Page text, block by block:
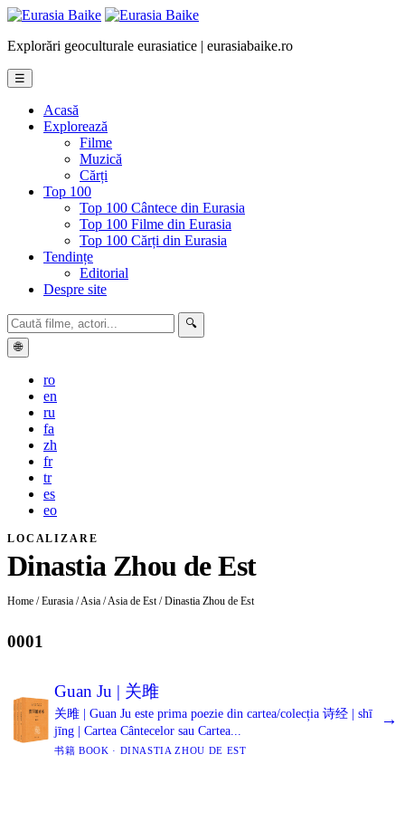
Explorări geoculturale eurasiatice | eurasiabaike.ro
☰
Acasă
Explorează
Filme
Muzică
Cărți
Top 100
Top 100 Cântece din Eurasia
Top 100 Filme din Eurasia
Top 100 Cărți din Eurasia
Tendințe
Editorial
Despre site
🔍
🌐
ro
en
ru
fa
zh
fr
tr
es
eo
LOCALIZARE
Dinastia Zhou de Est
Home /Eurasia /Asia /Asia de Est/Dinastia Zhou de Est
0001
Guan Ju | 关雎
关雎 | Guan Ju este prima poezie din cartea/colecția 诗经 | shī
jīng | Cartea Cântecelor sau Cartea...
书籍 BOOK · DINASTIA ZHOU DE EST
→